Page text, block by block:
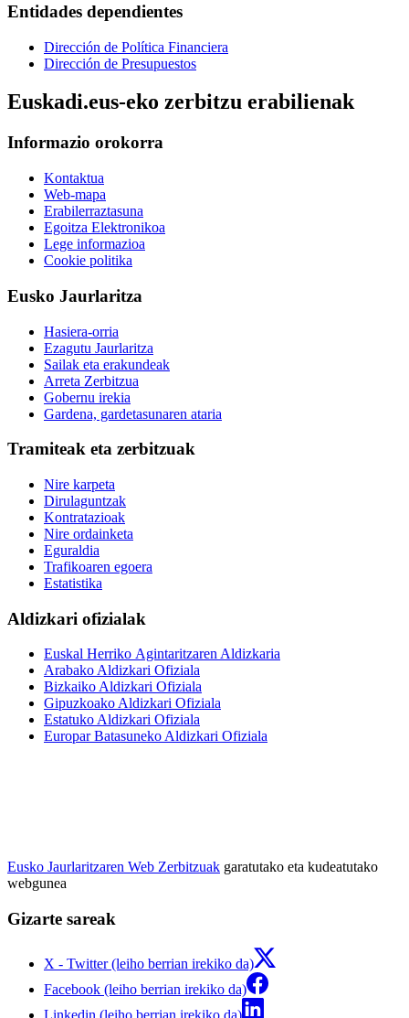
Entidades dependientes
Dirección de Política Financiera
Dirección de Presupuestos
Euskadi.eus-eko zerbitzu erabilienak
Informazio orokorra
Kontaktua
Web-mapa
Erabilerraztasuna
Egoitza Elektronikoa
Lege informazioa
Cookie politika
Eusko Jaurlaritza
Hasiera-orria
Ezagutu Jaurlaritza
Sailak eta erakundeak
Arreta Zerbitzua
Gobernu irekia
Gardena, gardetasunaren ataria
Tramiteak eta zerbitzuak
Nire karpeta
Dirulaguntzak
Kontratazioak
Nire ordainketa
Eguraldia
Trafikoaren egoera
Estatistika
Aldizkari ofizialak
Euskal Herriko Agintaritzaren Aldizkaria
Arabako Aldizkari Ofiziala
Bizkaiko Aldizkari Ofiziala
Gipuzkoako Aldizkari Ofiziala
Estatuko Aldizkari Ofiziala
Europar Batasuneko Aldizkari Ofiziala
Eusko Jaurlaritzaren Web Zerbitzuak garatutako eta kudeatutako
webgunea
Gizarte sareak
X - Twitter (leiho berrian irekiko da)
Facebook (leiho berrian irekiko da)
Linkedin (leiho berrian irekiko da)